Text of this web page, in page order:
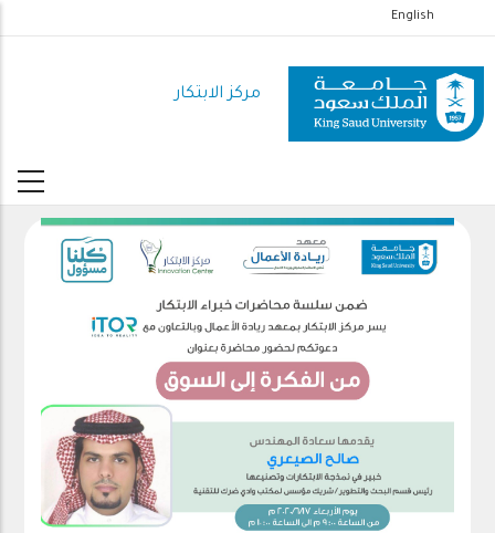
إلى
المحتوى
الرئيسي
English
مركز الابتكار